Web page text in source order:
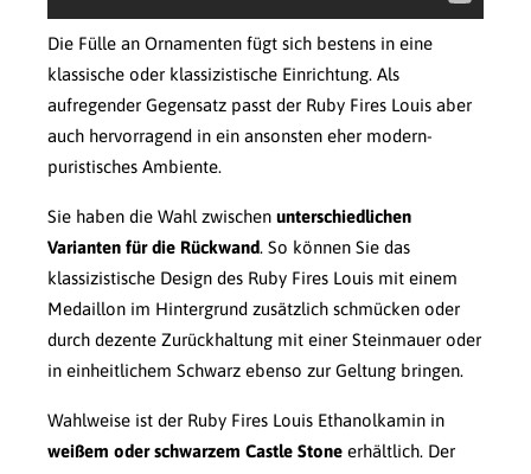
Die Fülle an Ornamenten fügt sich bestens in eine
klassische oder klassizistische Einrichtung. Als
aufregender Gegensatz passt der Ruby Fires Louis aber
auch hervorragend in ein ansonsten eher modern-
puristisches Ambiente.
Sie haben die Wahl zwischen unterschiedlichen
Varianten für die Rückwand. So können Sie das
klassizistische Design des Ruby Fires Louis mit einem
Medaillon im Hintergrund zusätzlich schmücken oder
durch dezente Zurückhaltung mit einer Steinmauer oder
in einheitlichem Schwarz ebenso zur Geltung bringen.
Wahlweise ist der Ruby Fires Louis Ethanolkamin in
weißem oder schwarzem Castle Stone erhältlich. Der